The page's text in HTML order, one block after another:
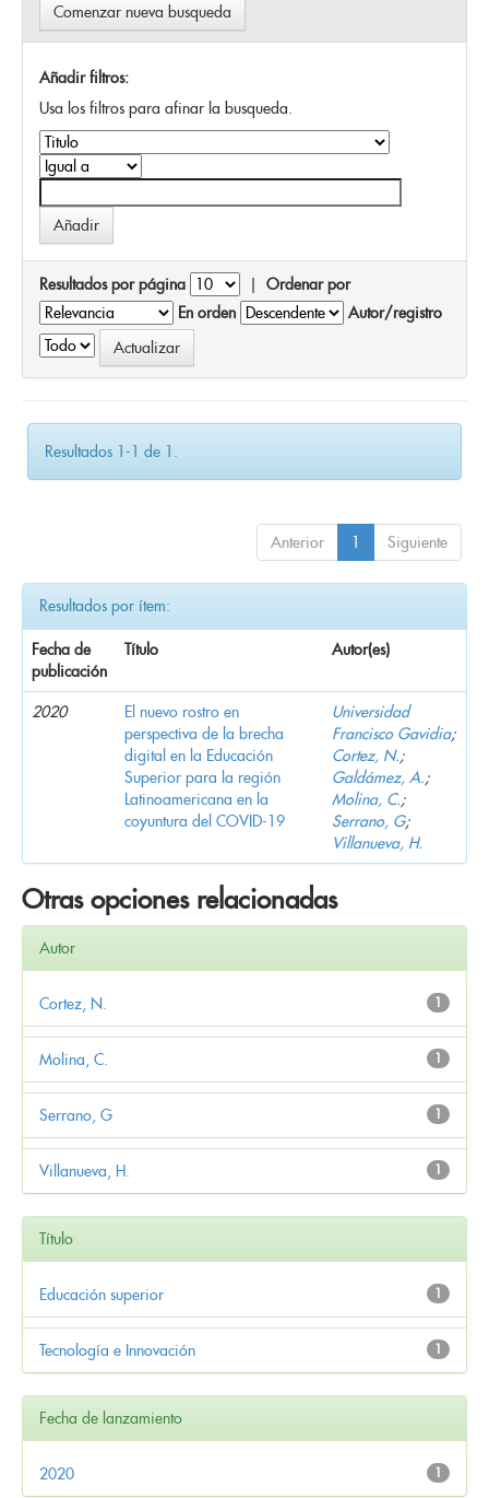
Comenzar nueva busqueda
Añadir filtros:
Usa los filtros para afinar la busqueda.
Resultados por página | Ordenar por
En orden
Autor/registro
Resultados 1-1 de 1.
Anterior 1 Siguiente
Resultados por ítem:
Fecha de
publicación
Título Autor(es)
2020
El nuevo rostro en
perspectiva de la brecha
digital en la Educación
Superior para la región
Latinoamericana en la
coyuntura del COVID-19
Universidad
Francisco Gavidia;
Cortez, N.;
Galdámez, A.;
Molina, C.;
Serrano, G;
Villanueva, H.
Otras opciones relacionadas
Autor
1
Cortez, N.
1
Molina, C.
1
Serrano, G
1
Villanueva, H.
Título
1
Educación superior
1
Tecnología e Innovación
Fecha de lanzamiento
1
2020